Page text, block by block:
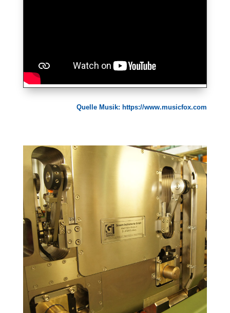
Quelle Musik: https://www.musicfox.com